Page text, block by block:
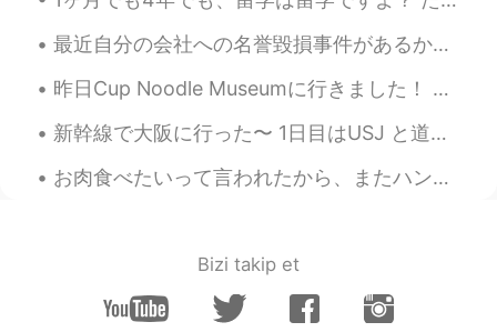
EN KR
@lisaAww thanks! Hang in there! Hope
the day out as well ^^
lol they “tasted” the freedom
最近自分の会社への名誉毀損事件があるから、たくさんの人と相談したり、色々な情報も止むを得ずに公開したりしたし、一番影響されたのはやっぱり自分の情緒だった…寝ることどころか、食欲もなくて、普通に集...
昨日Cup Noodle Museumに行きました！ 横浜でカップヌードルを作ったことがあるので、今回は香港で大人気の出前一丁を作ってみました。初めて小麦粉からインスタントラーメンの生地を作った...
新幹線で大阪に行った〜 1日目はUSJ と道頓堀で夜ごはん SINGのショーが面白かったけど、やっぱりディズニーのほうが好き😞入場料、食事、記念品のメダルまで、ディズニーより高くて、少しビックリ...
お肉食べたいって言われたから、またハンバーグを作りました😅 見た目は普通のハンバーグだけど！だけど！結構工夫をしたよ！！ためねぎは半分おろし、半分みじん切りだし〜中もクリームチーズが入ってる！...
Bizi takip et